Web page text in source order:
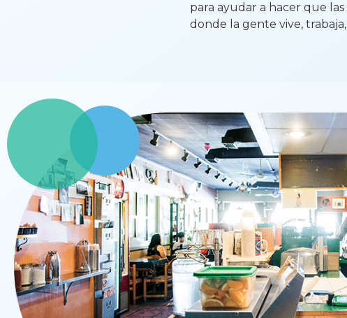
para ayudar a hacer que
donde la gente vive,